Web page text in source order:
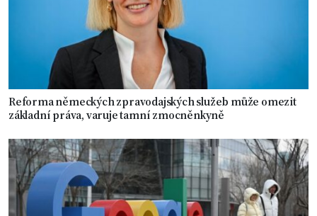
Reforma německých zpravodajských služeb může omezit
základní práva, varuje tamní zmocněnkyně